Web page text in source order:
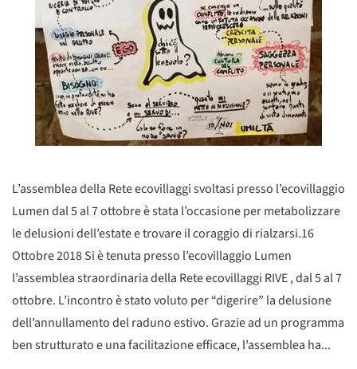
L’assemblea della Rete ecovillaggi svoltasi presso l’ecovillaggio
Lumen dal 5 al 7 ottobre è stata l’occasione per metabolizzare
le delusioni dell’estate e trovare il coraggio di rialzarsi.16
Ottobre 2018 Si è tenuta presso l’ecovillaggio Lumen
l’assemblea straordinaria della Rete ecovillaggi RIVE , dal 5 al 7
ottobre. L’incontro è stato voluto per “digerire” la delusione
dell’annullamento del raduno estivo. Grazie ad un programma
ben strutturato e una facilitazione efficace, l’assemblea ha...